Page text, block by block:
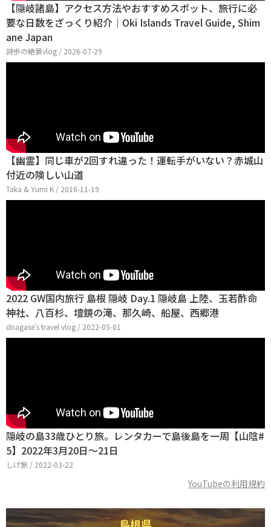
【隠岐諸島】アクセス方法やおすすめスポット、旅行に必
要な日数をざっくり紹介｜Oki Islands Travel Guide, Shim
ane Japan
詩歩の絶景vlog / 2026-07-29
【幽霊】同じ車が2回すれ違った！運転手がいない？赤城山
付近の険しい山道
Taka & Yumi K / 2016-11-19
2022 GW国内旅行 島根 隠岐 Day.1 隠岐島 上陸、玉若酢命
神社、八百杉、壇鏡の滝、那久崎、船屋、西郷港
dnagase's travel vlog / 2022-05-01
隠岐の島33歳ひとり旅。レンタカーで島後島を一周【山陰#
5】2022年3月20日〜21日
しげ旅 / 2022-03-22
YouTubeの利用規約
島根県